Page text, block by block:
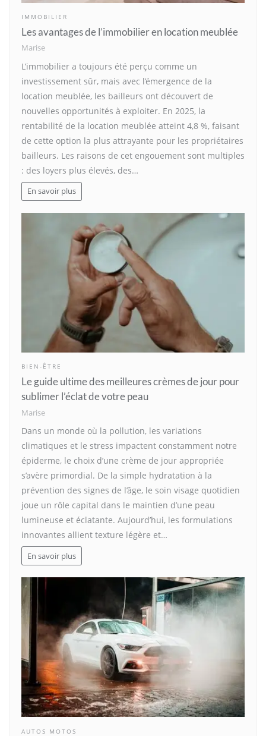
IMMOBILIER
Les avantages de l’immobilier en location meublée
Marise
L’immobilier a toujours été perçu comme un
investissement sûr, mais avec l’émergence de la
location meublée, les bailleurs ont découvert de
nouvelles opportunités à exploiter. En 2025, la
rentabilité de la location meublée atteint 4,8 %, faisant
de cette option la plus attrayante pour les propriétaires
bailleurs. Les raisons de cet engouement sont multiples
: des loyers plus élevés, des…
En savoir plus
BIEN-ÊTRE
Le guide ultime des meilleures crèmes de jour pour
sublimer l’éclat de votre peau
Marise
Dans un monde où la pollution, les variations
climatiques et le stress impactent constamment notre
épiderme, le choix d’une crème de jour appropriée
s’avère primordial. De la simple hydratation à la
prévention des signes de l’âge, le soin visage quotidien
joue un rôle capital dans le maintien d’une peau
lumineuse et éclatante. Aujourd’hui, les formulations
innovantes allient texture légère et…
En savoir plus
AUTOS MOTOS